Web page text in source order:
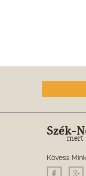
Szék-
mert
Kövess